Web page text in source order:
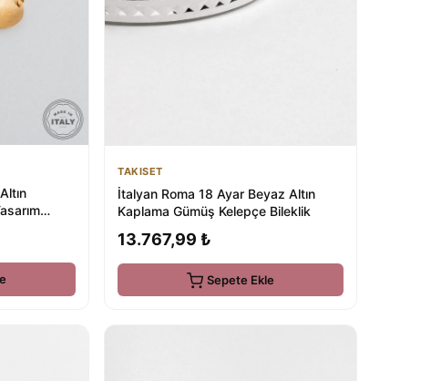
TAKISET
İtalyan Roma 18 Ayar Beyaz Altın
Kaplama Gümüş Kelepçe Bileklik
13.767,99 ₺
Sepete Ekle